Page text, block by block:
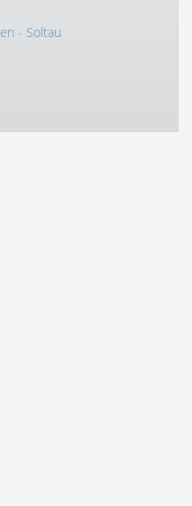
- Soltau